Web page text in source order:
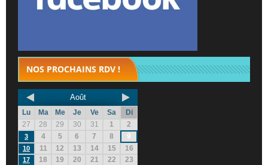
NOS PROCHAINS RDV !
Août
Lu Ma Me Je Ve Sa
Di
27
28 29 30 31 1 2
3 4 5 6 7 8 9
10 11 12 13 14 15 16
17 18 19 20 21 22 23